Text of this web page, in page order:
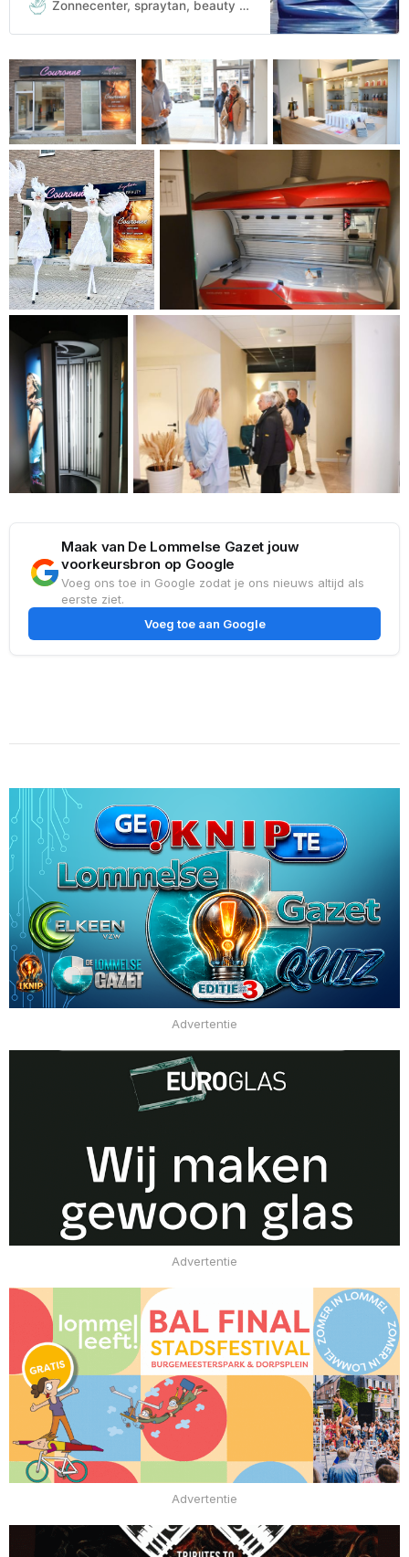
Zonnecenter, spraytan, beauty en cryo vetbevriezen
Maak van De Lommelse Gazet jouw
voorkeursbron op Google
Voeg ons toe in Google zodat je ons nieuws altijd als
eerste ziet.
Voeg toe aan Google
Advertentie
Advertentie
Advertentie